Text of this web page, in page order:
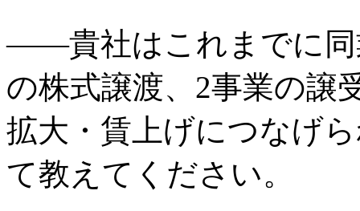
――貴社はこれまでに同
の株式譲渡、2事業の譲
拡大・賃上げにつなげ
て教えてください。